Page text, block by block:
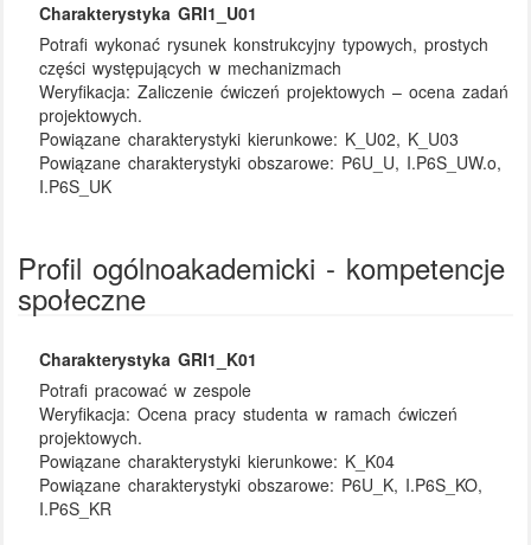
Charakterystyka GRI1_U01
Potrafi wykonać rysunek konstrukcyjny typowych, prostych
części występujących w mechanizmach
Weryfikacja:Zaliczenie ćwiczeń projektowych – ocena zadań
projektowych.
Powiązane charakterystyki kierunkowe: K_U02, K_U03
Powiązane charakterystyki obszarowe: P6U_U, I.P6S_UW.o,
I.P6S_UK
Profil ogólnoakademicki - kompetencje
społeczne
Charakterystyka GRI1_K01
Potrafi pracować w zespole
Weryfikacja:Ocena pracy studenta w ramach ćwiczeń
projektowych.
Powiązane charakterystyki kierunkowe: K_K04
Powiązane charakterystyki obszarowe: P6U_K, I.P6S_KO,
I.P6S_KR